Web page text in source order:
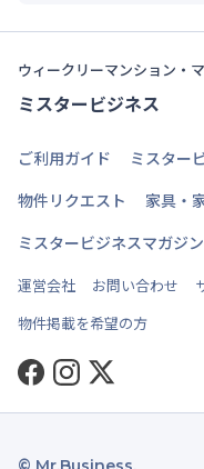
ウィークリーマンション・
ミスタービジネス
ご利用ガイド
ミスター
物件リクエスト
家具・
ミスタービジネスマガジン
運営会社 お問い合わせ
物件掲載を希望の方
Facebook
Instagram
Twitter